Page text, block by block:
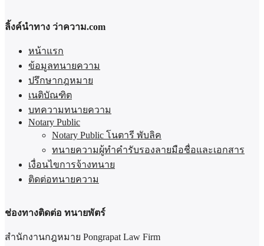
ลิ้งค์นำทาง ว่าความ.com
หน้าแรก
ข้อมูลทนายความ
ปรึกษากฎหมาย
เนติบัณฑิต
บทความทนายความ
Notary Public
Notary Public โนตารี พับลิค
ทนายความผู้ทำคำรับรองลายมือชื่อและเอกสาร
เงื่อนไขการจ้างทนาย
ติดต่อทนายความ
ช่องทางติดต่อ ทนายพัตร์
สำนักงานกฎหมาย Pongrapat Law Firm